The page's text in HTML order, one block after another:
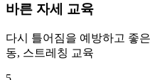
바른 자세 교육
다시 틀어짐을 예방하고 좋
동, 스트레칭 교육